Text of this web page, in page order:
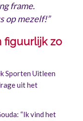
frame.
op mezelf!”
figuurlijk zo
Sporten Uitleen
uit het
“Ik vind het